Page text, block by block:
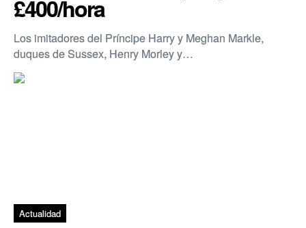
£400/hora
Los imitadores del Príncipe Harry y Meghan Markle,
duques de Sussex, Henry Morley y…
Actualidad